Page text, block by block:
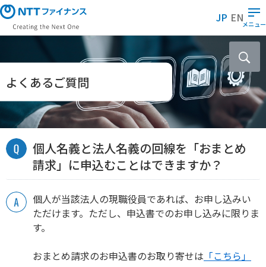
メ
イ
ン
ン
ン
ツ
キ
プ
JP ENメニュー
よくあるご質問
個人名義と法人名義の回線を「おまとめ
請求」に申込むことはできますか？
個人が当該法人の現職役員であれば、お申し込みい
ただけます。ただし、申込書でのお申し込みに限りま
す。
おまとめ請求のお申込書のお取り寄せは 「こちら」